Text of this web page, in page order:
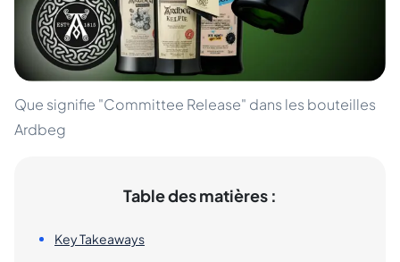
Que signifie "Committee Release" dans les bouteilles
Ardbeg
Table des matières :
Key Takeaways